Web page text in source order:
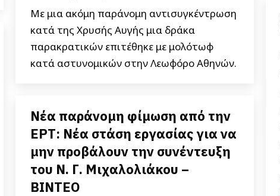
Με μια ακόμη παράνομη αντισυγκέντρωση
κατά της Χρυσής Αυγής μια δράκα
παρακρατικών επιτέθηκε με μολότωφ
κατά αστυνομικών στην Λεωφόρο Αθηνών.
Νέα παράνομη φίμωση από την
ΕΡΤ: Νέα στάση εργασίας για να
μην προβάλουν την συνέντευξη
του Ν. Γ. Μιχαλολιάκου –
ΒΙΝΤΕΟ